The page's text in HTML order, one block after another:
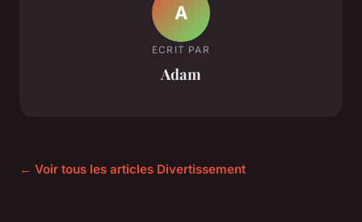
A
ECRIT PAR
Adam
← Voir tous les articles Divertissement